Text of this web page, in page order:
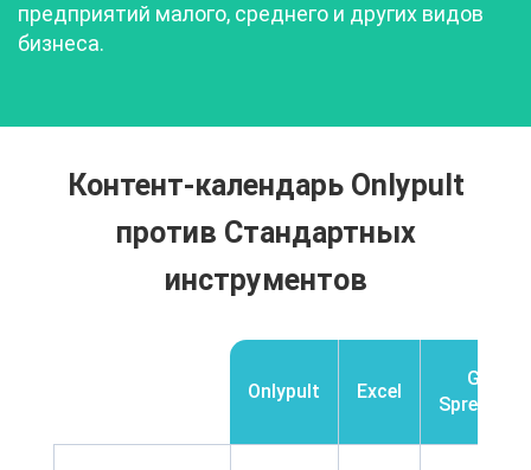
предприятий малого, среднего и других видов
бизнеса.
Контент-календарь Onlypult
против Стандартных
инструментов
Onlypult Excel
Google